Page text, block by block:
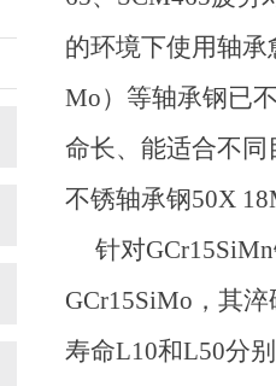
的环境下使用轴承
Mo）等轴承钢已
命长、能适合不
不锈轴承钢50X
针对GCr15SiMn
GCr15SiMo，其
寿命L10和L50分